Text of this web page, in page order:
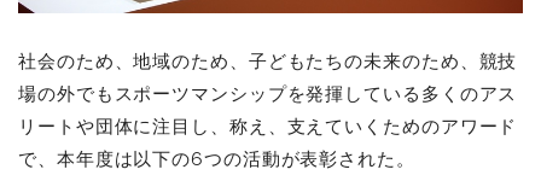
社会のため、地域のため、子どもたちの未来のため、競技
場の外でもスポーツマンシップを発揮している多くのアス
リートや団体に注目し、称え、支えていくためのアワード
で、本年度は以下の6つの活動が表彰された。